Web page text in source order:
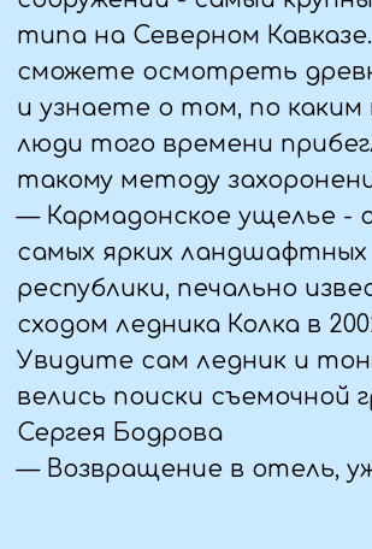
— Завтрак
— Выезд на экскурсию на озеро
Кезеной-Ам
— Посещение местного рынка в с.
Ведено.
— Памятник легендарному Абреку
Зелимхану, чеченскому «Робин Гуду»
Экскурсия по окрестностям озера
Кезеной-Ам- самого крупного
6 ДЕНЬ (08.06.25)
территории которого находится 12
цветных фонтанов, четыре
мраморные беседки и высажено более
150 сортов роз и более 2000 деревьев
и кустарников.
— Ужин, свободное время